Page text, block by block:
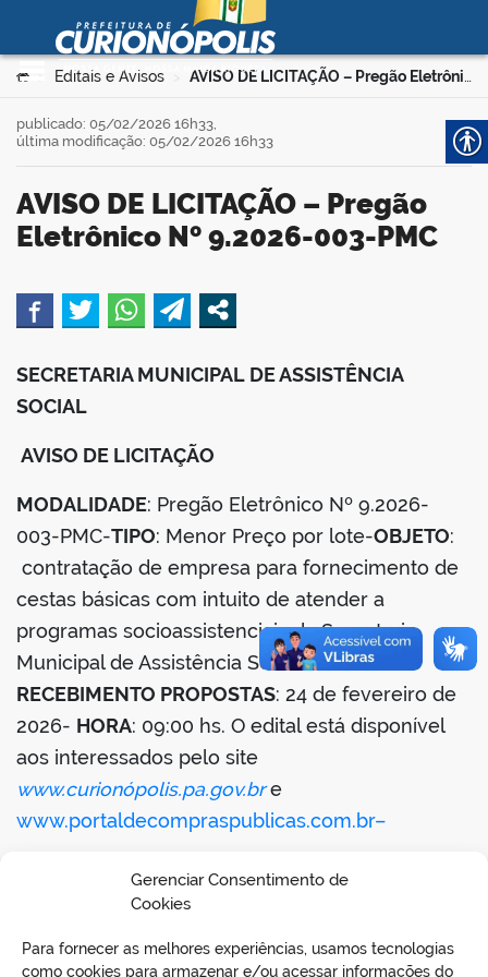
Gerenciar Consentimento de
Cookies
Para fornecer as melhores experiências, usamos tecnologias
como cookies para armazenar e/ou acessar informações do
Ir para o conteúdo
Prefeitura Municipal de
Curionópolis
portal
Você está aqui:
Editais e Avisos > AVISO DE LICITAÇÃO – Pregão Eletrônico Nº 9.2026-003-PMC
AVISO DE LICITAÇÃO – Pregão
Eletrônico Nº 9.2026-003-PMC
publicado: 05/02/2026 16h33,
última modificação: 05/02/2026 16h33
SECRETARIA MUNICIPAL DE ASSISTÊNCIA
SOCIAL
AVISO DE LICITAÇÃO
MODALIDADE: Pregão Eletrônico Nº 9.2026-
003-PMC-TIPO: Menor Preço por lote-OBJETO:
contratação de empresa para fornecimento de
cestas básicas com intuito de atender a
programas socioassistenciais da Secretaria
Municipal de Assistência Social-DATA
RECEBIMENTO PROPOSTAS: 24 de fevereiro de
2026- HORA: 09:00 hs. O edital está disponível
aos interessados pelo site
www.curionópolis.pa.gov.bre
www.portaldecompraspublicas.com.br–
05 de fevereiro de 2026–Simone Rodrigues
Deziderio – Pregoeira.
BAIXAR EDITAL